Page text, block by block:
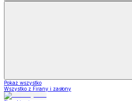
Pokaż wszystko
Wszystko z Firany i zasłony